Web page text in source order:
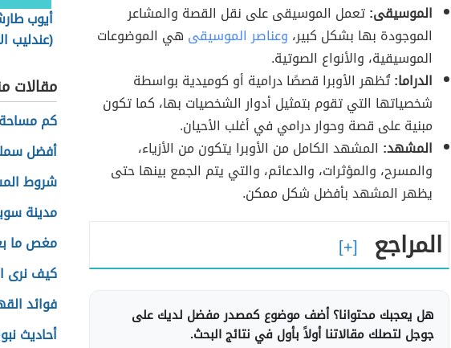
الموسيقى:تعمل الموسيقى على نقل القصة والمشاعر
الموجودة بها بشكل كبير، وعناصر الموسيقى هي الموضوعات
الموسيقية، والأنواع الصوتية.
الدراما:تُظهر الأوبرا قصصًا درامية أو كوميدية بواسطة
شخصياتها التي تقوم بتمثيل أدوار الشخصيات بها، كما تكون
مبنية على قصة وحوار درامي في أغلب الأحيان.
المشهد: المشهد الكامل من الأوبرا يتكون من الأزياء،
والمسرح، والمؤثرات، والدعائم، والتي يتم الجمع بينها حتى
يظهر المشهد بأفضل شكل ممكن.
المراجع
هل يعجبك محتوانا؟ أضف موضوع كمصدر مفضل لديك على
جوجل لتصلك مقالاتنا أولاً بأول في نتائج البحث.
أيوب
(عندليب
مقالات
كم
أفضل
شروط
مدينة
مغص ما
كيف نرى
فوائد
أحاديث